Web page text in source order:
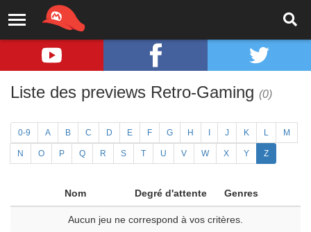
Liste des previews Retro-Gaming (0)
0-9 A B C D E F G H J K L M
N O P Q R S T U V W X Y Z
Nom Degré d'attente Genres
Aucun jeu ne correspond à vos critères.